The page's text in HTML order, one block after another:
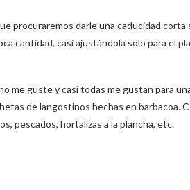
procuraremos darle una caducidad corta
cantidad, casi ajustándola solo para el
me guste y casi todas me gustan para
de langostinos hechas en barbacoa.
pescados, hortalizas a la plancha, etc.